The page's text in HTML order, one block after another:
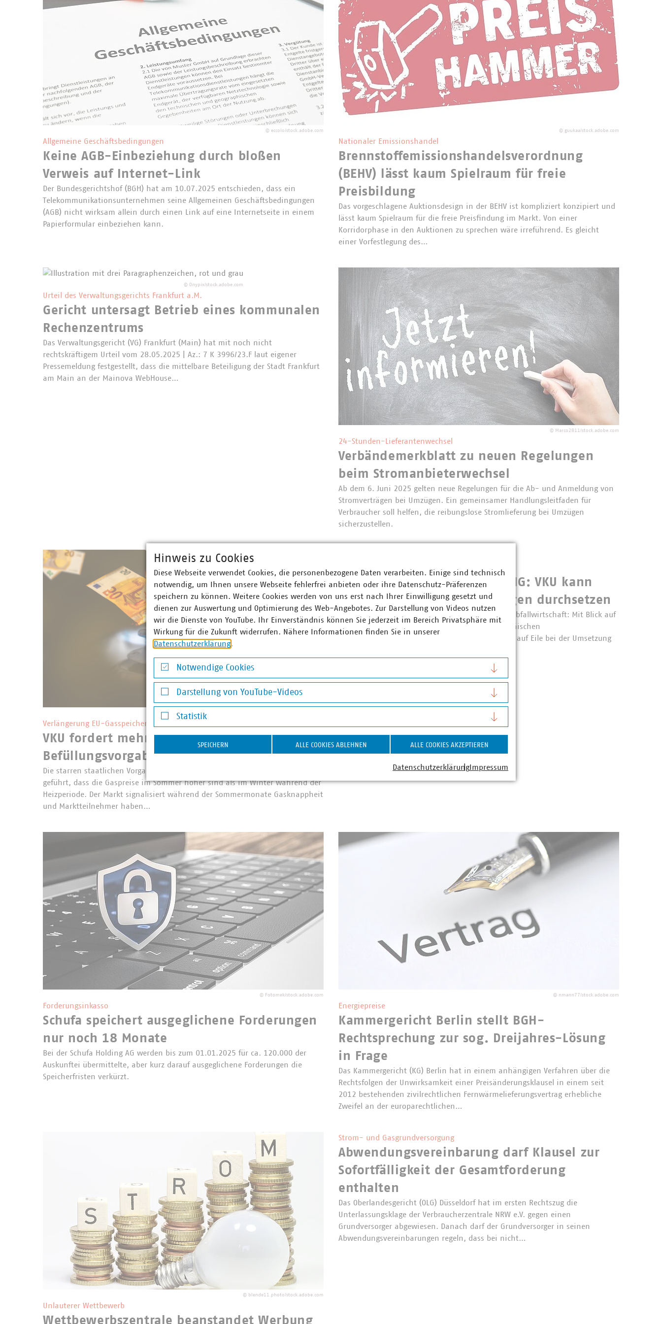
© eccolo/stock.adobe.com
Allgemeine Geschäftsbedingungen
Keine AGB-Einbeziehung durch bloßen
Verweis auf Internet-Link
Der Bundesgerichtshof (BGH) hat am 10.07.2025 entschieden, dass ein
Telekommunikationsunternehmen seine Allgemeinen Geschäftsbedingungen
(AGB) nicht wirksam allein durch einen Link auf eine Internetseite in einem
Papierformular einbeziehen kann.
© guukaa/stock.adobe.com
Nationaler Emissionshandel
Brennstoffemissionshandelsverordnung
(BEHV) lässt kaum Spielraum für freie
Preisbildung
Das vorgeschlagene Auktionsdesign in der BEHV ist kompliziert konzipiert und
lässt kaum Spielraum für die freie Preisfindung im Markt. Von einer
Korridorphase in den Auktionen zu sprechen wäre irreführend. Es gleicht
einer Vorfestlegung des…
© Onypix/stock.adobe.com
Urteil des Verwaltungsgerichts Frankfurt a.M.
Gericht untersagt Betrieb eines kommunalen
Rechenzentrums
Das Verwaltungsgericht (VG) Frankfurt (Main) hat mit noch nicht
rechtskräftigem Urteil vom 28.05.2025 | Az.: 7 K 3996/23.F laut eigener
Pressemeldung festgestellt, dass die mittelbare Beteiligung der Stadt Frankfurt
am Main an der Mainova WebHouse…
© Marco2811/stock.adobe.com
24-Stunden-Lieferantenwechsel
Verbändemerkblatt zu neuen Regelungen
beim Stromanbieterwechsel
Ab dem 6. Juni 2025 gelten neue Regelungen für die Ab- und Anmeldung von
Stromverträgen bei Umzügen. Ein gemeinsamer Handlungsleitfaden für
Verbraucher soll helfen, die reibungslose Stromlieferung bei Umzügen
sicherzustellen.
Verlängerung EU-Gasspeicher-Verordnung
VKU fordert mehr Flexibilität bei den starren
Befüllungsvorgaben für Gasspeicher
Die starren staatlichen Vorgaben zur Befüllung für Gasspeicher haben dazu
geführt, dass die Gaspreise im Sommer höher sind als im Winter während der
Heizperiode. Der Markt signalisiert während der Sommermonate Gasknappheit
und Marktteilnehmer haben…
Bundestag verabschiedet TEHG: VKU kann
sich mit zentralen Forderungen durchsetzen
Rechtssicherheit für die Energiebranche und die Abfallwirtschaft: Mit Blick auf
den Übergang zum und die Einführung des Europäischen
Emissionshandelssystems II (ETS II) hatte der VKU auf Eile bei der Umsetzung
© Fotomek/stock.adobe.com
Forderungsinkasso
Schufa speichert ausgeglichene Forderungen
nur noch 18 Monate
Bei der Schufa Holding AG werden bis zum 01.01.2025 für ca. 120.000 der
Auskunftei übermittelte, aber kurz darauf ausgeglichene Forderungen die
Speicherfristen verkürzt.
© nmann77/stock.adobe.com
Energiepreise
Kammergericht Berlin stellt BGH-
Rechtsprechung zur sog. Dreijahres-Lösung
in Frage
Das Kammergericht (KG) Berlin hat in einem anhängigen Verfahren über die
Rechtsfolgen der Unwirksamkeit einer Preisänderungsklausel in einem seit
2012 bestehenden zivilrechtlichen Fernwärmelieferungsvertrag erhebliche
Zweifel an der europarechtlichen…
© blende11.photo/stock.adobe.com
Unlauterer Wettbewerb
Wettbewerbszentrale beanstandet Werbung
Strom- und Gasgrundversorgung
Abwendungsvereinbarung darf Klausel zur
Sofortfälligkeit der Gesamtforderung
enthalten
Das Oberlandesgericht (OLG) Düsseldorf hat im ersten Rechtszug die
Unterlassungsklage der Verbraucherzentrale NRW e.V. gegen einen
Grundversorger abgewiesen. Danach darf der Grundversorger in seinen
Abwendungsvereinbarungen regeln, dass bei nicht…
Hinweis zu Cookies
Diese Webseite verwendet Cookies, die personenbezogene Daten verarbeiten. Einige sind technisch
notwendig, um Ihnen unsere Webseite fehlerfrei anbieten oder ihre Datenschutz-Präferenzen
speichern zu können. Weitere Cookies werden von uns erst nach Ihrer Einwilligung gesetzt und
dienen zur Auswertung und Optimierung des Web-Angebotes. Zur Darstellung von Videos nutzen
wir die Dienste von YouTube. Ihr Einverständnis können Sie jederzeit im Bereich Privatsphäre mit
Wirkung für die Zukunft widerrufen. Nähere Informationen finden Sie in unserer
Datenschutzerklärung.
Notwendige Cookies
Notwendige Cookies
Darstellung von YouTube-Videos
Darstellung von YouTube-Videos
Statistik
Statistik
SPEICHERN ALLE COOKIES ABLEHNEN ALLE COOKIES AKZEPTIEREN
Datenschutzerklärung Impressum